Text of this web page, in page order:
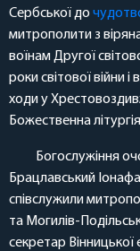
Сербської до
митрополити з
воїнам Другої
роки світової війни
ходи у
Божественна
Богослужіння
Брацлавський
співслужили
та Могилів-
секретар Вінницької